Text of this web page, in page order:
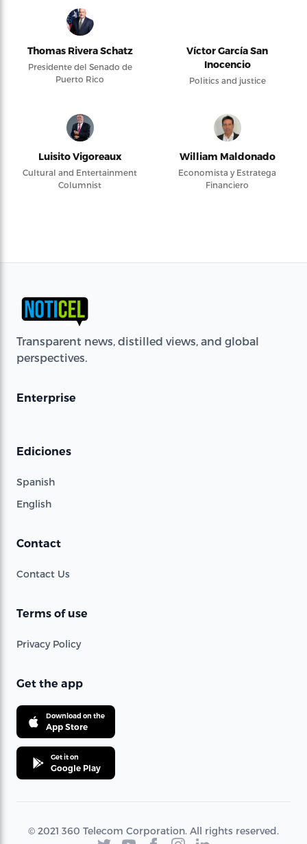
Thomas Rivera Schatz
Presidente del Senado de
Puerto Rico
Víctor García San
Inocencio
Politics and justice
Luisito Vigoreaux
Cultural and Entertainment
Columnist
William Maldonado
Economista y Estratega
Financiero
Transparent news, distilled views, and global
perspectives.
Enterprise
Ediciones
Spanish
English
Contact
Contact Us
Terms of use
Privacy Policy
Get the app
Download on the
App Store
Get it on
Google Play
© 2021 360 Telecom Corporation. All rights reserved.